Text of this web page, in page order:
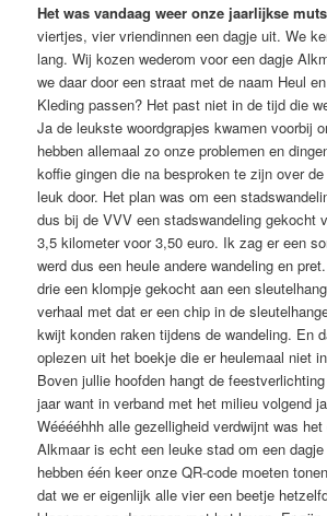
Het was vandaag weer onze jaarlijkse
viertjes, vier vriendinnen een dagje uit. We
lang. Wij kozen wederom voor een dagje
we daar door een straat met de naam Heul
Kleding passen? Het past niet in de tijd die
Ja de leukste woordgrapjes kwamen voorbij
hebben allemaal zo onze problemen en
koffie gingen die na besproken te zijn over
leuk door. Het plan was om een
dus bij de VVV een stadswandeling gekocht
3,5 kilometer voor 3,50 euro. Ik zag er een
werd dus een heule andere wandeling en
drie een klompje gekocht aan een
verhaal met dat er een chip in de
kwijt konden raken tijdens de wandeling. En
oplezen uit het boekje die er heulemaal niet
Boven jullie hoofden hangt de
jaar want in verband met het milieu volgend
Wééééhhh alle gezelligheid verdwijnt was
Alkmaar is echt een leuke stad om een
hebben één keer onze QR-code moeten
dat we er eigenlijk alle vier een beetje